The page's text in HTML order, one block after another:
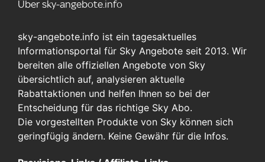
Über sky-angebote.info
sky-angebote.info ist ein tagesaktuelles
Informationsportal für Sky Angebote seit 2013. Wir
bereiten alle offiziellen Angebote von Sky
übersichtlich auf, analysieren aktuelle
Rabattaktionen und helfen Ihnen so bei der
Entscheidung für das richtige Sky Abo.
Die vorgestellten Produkte von Sky können sich
geringfügig ändern. Keine Gewähr für die Infos.